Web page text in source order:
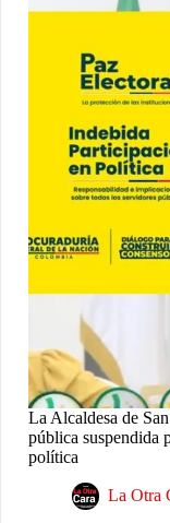
La Alcaldesa de
pública suspendida
política
La Otra